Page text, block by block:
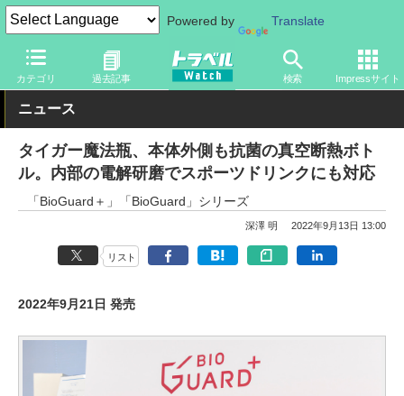
Powered by Translate
カテゴリ 過去記事 検索 Impressサイト
トラベル Watch 旅のアイテム 旅行グッズ
ニュース
タイガー魔法瓶、本体外側も抗菌の真空断熱ボト
ル。内部の電解研磨でスポーツドリンクにも対応
「BioGuard＋」「BioGuard」シリーズ
深澤 明 2022年9月13日 13:00
リスト
2022年9月21日 発売